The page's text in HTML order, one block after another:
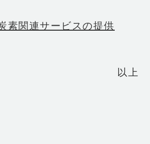
素関連サービスの提供
以上